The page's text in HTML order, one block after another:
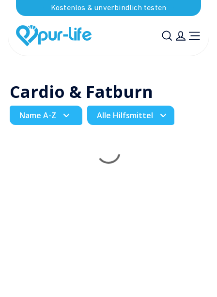
Kostenlos & unverbindlich testen
Cardio & Fatburn
Name A-Z Alle Hilfsmittel